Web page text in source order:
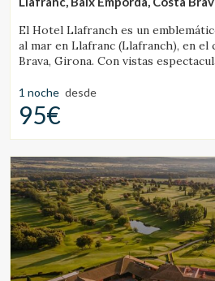
El Hotel Llafranch es un
al mar en Llafranc (Llafranch), en el
Brava, Girona. Con vistas
1 noche desde
95€